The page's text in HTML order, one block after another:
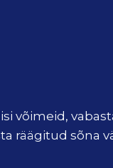
räägitud